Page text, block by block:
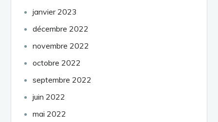
janvier 2023
décembre 2022
novembre 2022
octobre 2022
septembre 2022
juin 2022
mai 2022